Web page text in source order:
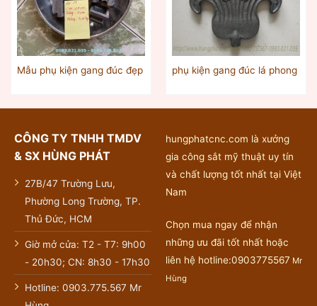
Mẫu phụ kiện gang đúc đẹp phụ kiện gang đúc lá phong
CÔNG TY TNHH TMDV
& SX HÙNG PHÁT
27B/47 Trường Lưu,
Phường Long Trường, TP.
Thủ Đức, HCM
Giờ mở cửa: T2 - T7: 9h00
- 20h30; CN: 8h30 - 17h30
Hotline: 0903.775.567 Mr
hungphatcnc.com là xưởng
gia công sắt mỹ thuật uy tín
và chất lượng tốt nhất tại Việt
Nam
Chọn mua ngay để nhận
những ưu đãi tốt nhất hoặc
liên hệ hotline:0903775567 Mr
Hùng